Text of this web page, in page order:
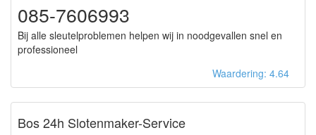
085-7606993
Bij alle sleutelproblemen helpen wij in noodgevallen snel en
professioneel
Waardering: 4.64
Bos 24h Slotenmaker-Service